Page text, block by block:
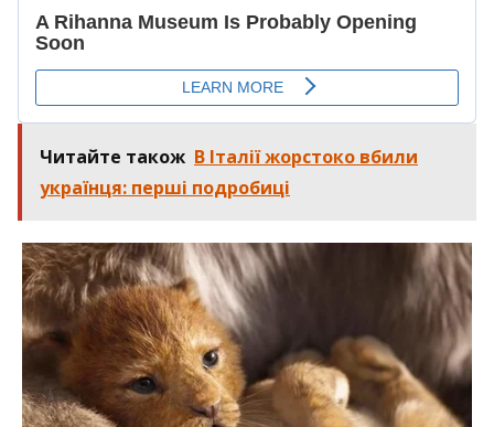
Читайте також В Італії жорстоко вбили
українця: перші подробиці